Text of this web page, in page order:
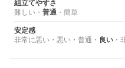
組立てやすさ
難しい ・ 普通 ・ 簡単
安定感
非常に悪い ・ 悪い ・ 普通 ・ 良い ・